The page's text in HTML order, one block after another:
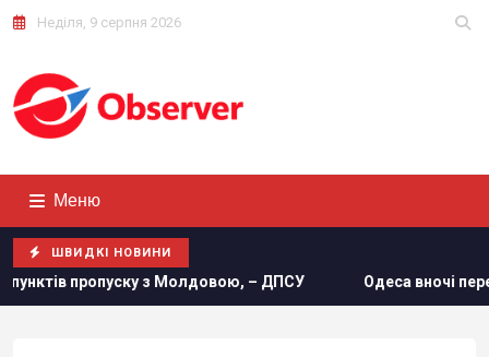
Неділя, 9 серпня 2026
Меню
ШВИДКІ НОВИНИ
– ДПСУ Одеса вночі пережила